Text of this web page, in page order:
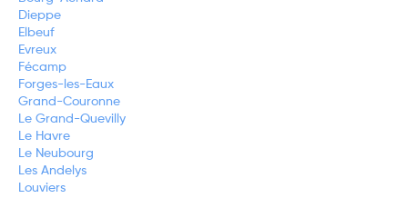
Dieppe
Elbeuf
Evreux
Fécamp
Forges-les-Eaux
Grand-Couronne
Le Grand-Quevilly
Le Havre
Le Neubourg
Les Andelys
Louviers